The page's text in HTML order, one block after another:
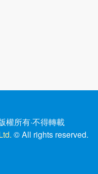
權所有·不得轉載
© All rights reserved.